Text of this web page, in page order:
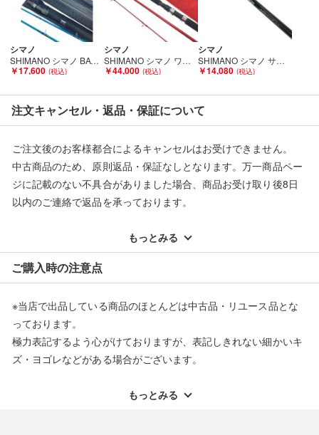
シマノ
SHIMANO シマノ BAY GAME カレイクワセ 165+B18 カレイ小突 145+B18 23342 23346 グリップセット Bランク
￥17,600
シマノ
SHIMANO シマノ ワールドシャウラBG21203R-3 21203R-3 Bランク
￥44,000
シマノ
SHIMANO シマノ サーフチェイサー 425EX-T 249159 本体のみ Cランク
￥14,080
注文キャンセル・返品・保証について
ご注文後のお客様都合によるキャンセルはお受けできません。
中古商品のため、原則返品・保証なしとなります。万一商品ペー
ジに記載のない不具合がありました場合、商品お受け取り後8日
以内のご連絡で返品を承っております。
配送料ともに当社負担で対応いたします。
※オンラインストアで購入頂いた商品は、店頭での返品はお受け
できません。また、商品の修理及び交換に関しては承ることがで
返品・交換について
もっとみる
ご購入時の注意点
※当店で出品している商品のほとんどは中古品・リユース品とな
っております。
極力表記するよう心がけておりますが、表記しきれない細かいキ
ズ・ヨゴレなどがある場合がございます。
もっとみる